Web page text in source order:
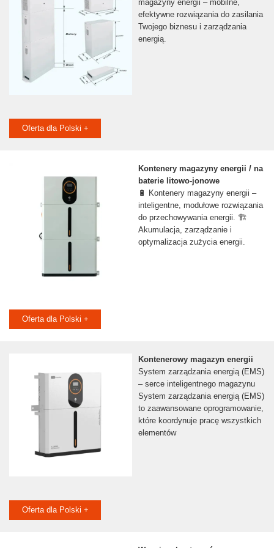
magazyny energii – mobilne,
efektywne rozwiązania do zasilania
Twojego biznesu i zarządzania
energią.
Oferta dla Polski +
Kontenery magazyny energii / na
baterie litowo-jonowe
🔋 Kontenery magazyny energii –
inteligentne, modułowe rozwiązania
do przechowywania energii. 🏗️
Akumulacja, zarządzanie i
optymalizacja zużycia energii.
Oferta dla Polski +
Kontenerowy magazyn energii
System zarządzania energią (EMS)
– serce inteligentnego magazynu
System zarządzania energią (EMS)
to zaawansowane oprogramowanie,
które koordynuje pracę wszystkich
elementów
Oferta dla Polski +